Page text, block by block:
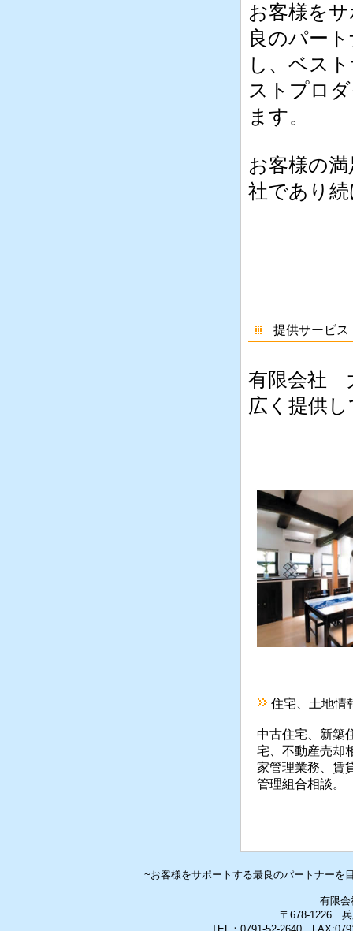
お客様を
良のパー
し、ベス
ストプロ
ます。
お客様の
社であり
提供サービス
有限会社
広く提供
住宅、土地情
中古住宅、新築
宅、不動産売却
家管理業務、賃
管理組合相談。
~お客様をサポートする最良のパートナーを
有限
〒678-1226 兵